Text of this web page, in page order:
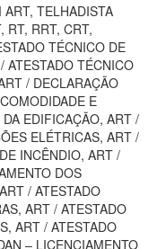
TELHADISTA
RT, RRT, CRT,
TÉCNICO DE
ATESTADO TÉCNICO
/ DECLARAÇÃO
E
EDIFICAÇÃO, ART /
ELÉTRICAS, ART /
INCÊNDIO, ART /
DOS
/ ATESTADO
ART / ATESTADO
ART / ATESTADO
– LICENCIAMENTO